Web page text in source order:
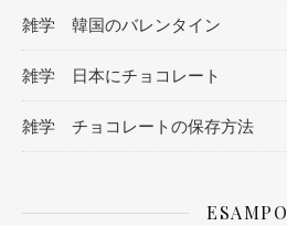
雑学 韓国のバレンタイン
雑学 日本にチョコレート
雑学 チョコレートの保存方法
ESAMPO